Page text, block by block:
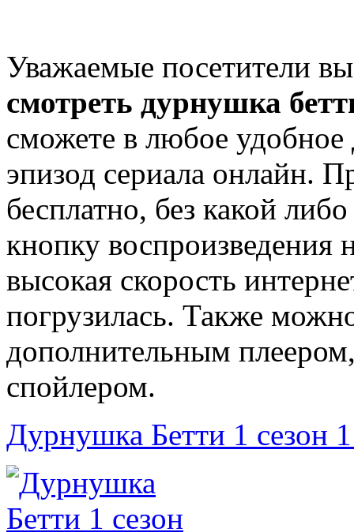
Уважаемые посетители
смотреть дурнушка
сможете в любое удобное
эпизод сериала онлайн.
бесплатно, без какой
кнопку воспроизведения
высокая скорость
погрузилась. Также
дополнительным
спойлером.
Дурнушка Бетти 1 сезон